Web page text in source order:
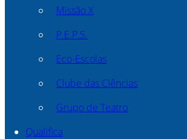
Missão X
P.E.P.S.
Eco-Escolas
Clube das Ciências
Grupo de Teatro
Qualifica